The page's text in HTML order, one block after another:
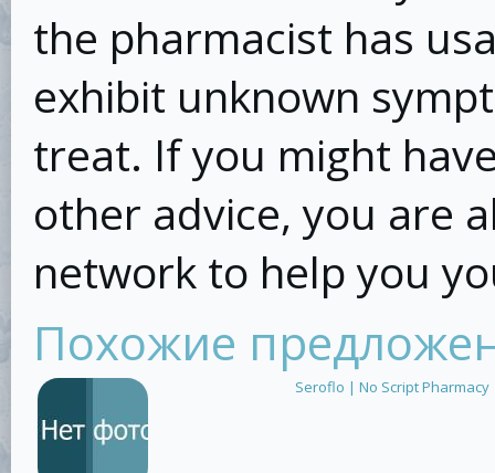
the pharmacist has
exhibit unknown
treat. If you might
other advice, you are
network to help you
Похожие
Seroflo | No Script Pharmacy